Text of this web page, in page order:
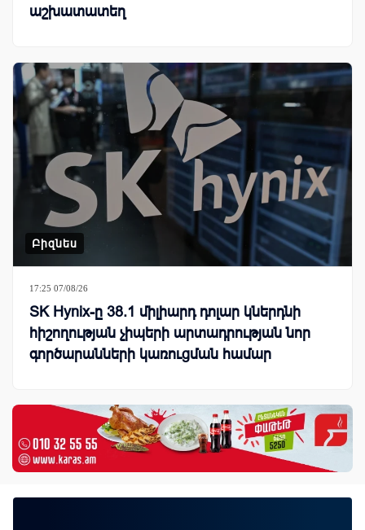
աշխատատեղ
Բիզնես
17:25 07/08/26
SK Hynix-ը 38.1 միլիարդ դոլար կներդնի
հիշողության չիպերի արտադրության նոր
գործարանների կառուցման համար